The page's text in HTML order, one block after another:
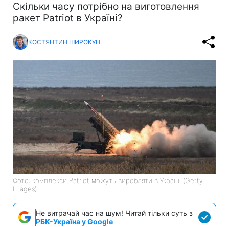
Скільки часу потрібно на виготовлення
ракет Patriot в Україні?
КОСТЯНТИН ШИРОКУН
Фото: комплекси Patriot можуть виробляти в Україні (Getty
Images)
Не витрачай час на шум! Читай тільки суть з
РБК-Україна у Google